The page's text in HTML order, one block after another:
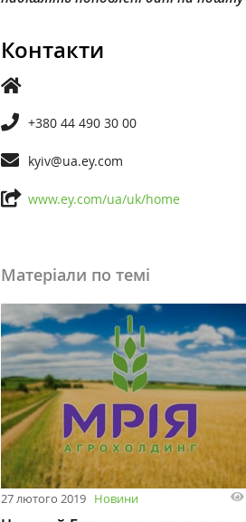
Контакти
+380 44 490 30 00
kyiv@ua.ey.com
www.ey.com/ua/uk/home
Матеріали по темі
27 лютого 2019 Новини